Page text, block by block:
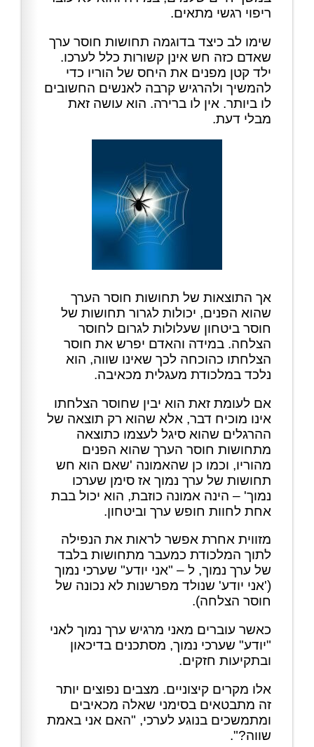
ריפוי רגשי מתאים.
שימו לב כיצד בדוגמה תחושות חוסר ערך
שאדם כזה חש אינן קשורות כלל לערכו.
ילד קטן מפנים את היחס של הוריו כדי
להמשיך ולהרגיש קרבה לאנשים החשובים
לו ביותר. אין לו ברירה. הוא עושה זאת
מבלי דעת.
אך התוצאות של תחושות חוסר הערך
שהוא הפנים, יכולות לגרור תחושות של
חוסר ביטחון שעלולות לגרום לחוסר
הצלחה. במידה והאדם יפרש את חוסר
הצלחתו כהוכחה לכך שאינו שווה, הוא
נלכד במלכודת מעגלית מכאיבה.
אם לעומת זאת הוא יבין שחוסר הצלחתו
אינו מוכיח דבר, אלא שהוא רק תוצאה של
ההרגלים שהוא סיגל לעצמו כתוצאה
מתחושות חוסר הערך שהוא הפנים
מהוריו, וכמו כן שהאמונה 'שאם הוא חש
תחושות של ערך נמוך אז סימן שערכו
נמוך' – הינה אמונה כוזבת, הוא יכול בבת
אחת לחוות חופש ערך וביטחון.
מזווית אחרת אפשר לראות את הנפילה
לתוך המלכודת כמעבר מתחושות בלבד
של ערך נמוך, ל – "אני יודע" שערכי נמוך
('אני יודע' שנולד מפרשנות לא נכונה של
חוסר הצלחה).
כאשר עוברים מאני מרגיש ערך נמוך לאני
"יודע" שערכי נמוך, מסתכנים בדיכאון
ובתקיעות חזקים.
אלו מקרים קיצוניים. מצבים נפוצים יותר
זה מתבטאים בסימני שאלה מכאיבים
ומתמשכים בנוגע לערכי, "האם אני באמת
שווה?".